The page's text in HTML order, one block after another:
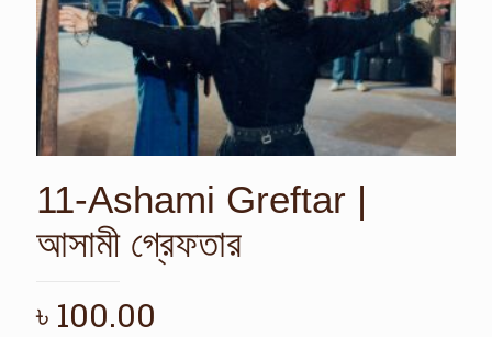
11-Ashami Greftar |
আসামী গ্রেফতার
৳ 100.00